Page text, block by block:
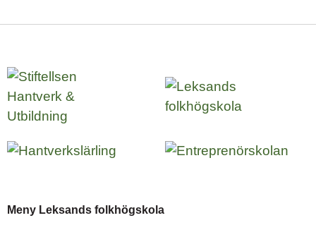
Meny Leksands folkhögskola